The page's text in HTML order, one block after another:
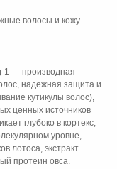
волосы и кожу
1 — производная
надежная защита и
кутикулы волос),
ценных источников
глубоко в кортекс,
уровне,
лотоса, экстракт
протеин овса.